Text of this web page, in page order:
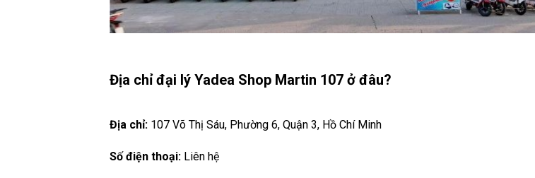
Địa chỉ đại lý Yadea Shop Martin 107 ở đâu?
Địa chỉ: 107 Võ Thị Sáu, Phường 6, Quận 3, Hồ Chí Minh
Số điện thoại: Liên hệ